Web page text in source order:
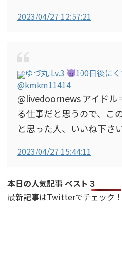
2023/04/27 12:57:21
ゆづ丸 Lv.3
100日後に
@kmkm11414
@livedoornews アイドル
る仕事だと思うので、こ
と思った人、いいね下さい
2023/04/27 15:44:11
本日の人気記事 ベスト３
最新記事はTwitterでチェック